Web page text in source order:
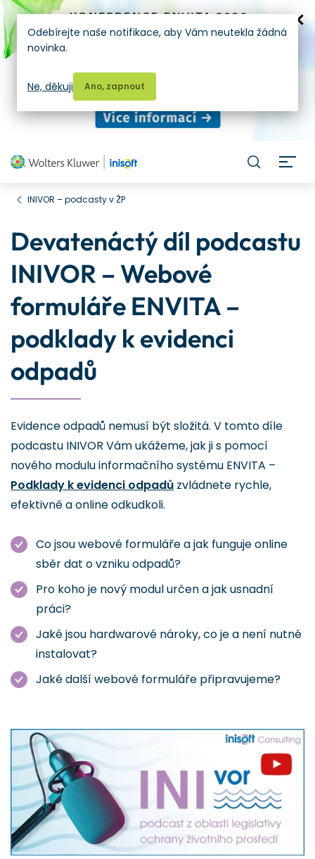
INIVOR – podcasty v ŽP
Devatenáctý díl podcastu
INIVOR – Webové
formuláře ENVITA –
podklady k evidenci
odpadů
Evidence odpadů nemusí být složitá. V tomto díle
podcastu INIVOR Vám ukážeme, jak ji s pomocí
nového modulu informačního systému ENVITA –
Podklady k evidenci odpadů zvládnete rychle,
efektivně a online odkudkoli.
Co jsou webové formuláře a jak funguje online
sběr dat o vzniku odpadů?
Pro koho je nový modul určen a jak usnadní
práci?
Jaké jsou hardwarové nároky, co je a není nutné
instalovat?
Jaké další webové formuláře připravujeme?
Odebírejte naše notifikace, aby Vám neutekla žádná
novinka.
Ano, zapnout
Ne, děkuji